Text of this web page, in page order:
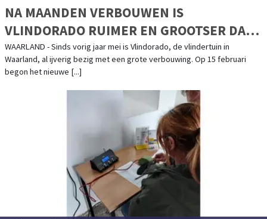
NA MAANDEN VERBOUWEN IS
VLINDORADO RUIMER EN GROOTSER DAN
OOIT
WAARLAND - Sinds vorig jaar mei is Vlindorado, de vlindertuin in
Waarland, al ijverig bezig met een grote verbouwing. Op 15 februari
begon het nieuwe [...]